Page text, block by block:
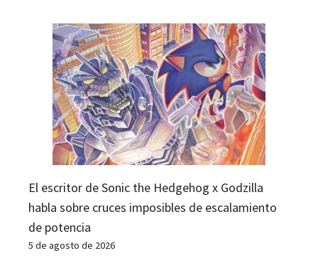
El escritor de Sonic the Hedgehog x Godzilla
habla sobre cruces imposibles de escalamiento
de potencia
5 de agosto de 2026